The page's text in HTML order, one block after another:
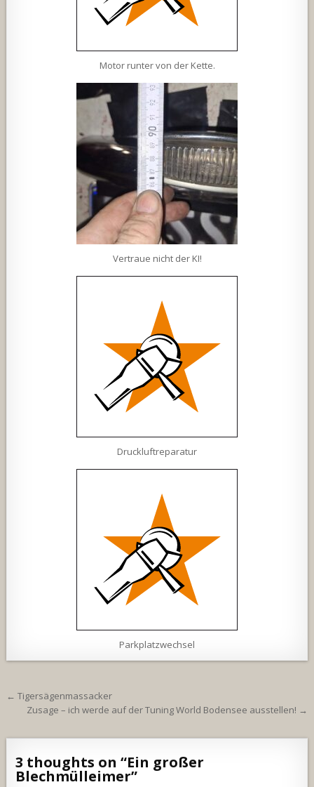
Motor runter von der Kette.
Vertraue nicht der KI!
Druckluftreparatur
Parkplatzwechsel
Beitragsnavigation
← Tigersägenmassacker
Zusage – ich werde auf der Tuning World Bodensee ausstellen! →
3 thoughts on “Ein großer
Blechmülleimer”